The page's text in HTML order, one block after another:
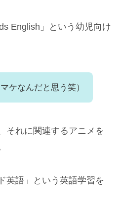
English」という幼児向け
ケなんだと思う笑）
それに関連するアニメを
英語」という英語学習を